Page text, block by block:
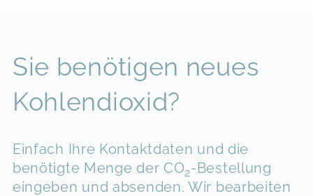
Sie benötigen neues
Kohlendioxid?
Einfach Ihre Kontaktdaten und die
benötigte Menge der CO2-Bestellung
eingeben und absenden. Wir bearbeiten